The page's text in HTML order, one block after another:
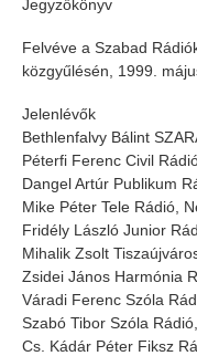
Jegyzőkönyv
Felvéve a Szabad
közgyűlésén, 1999.
Jelenlévők
Bethlenfalvy Bálint
Péterfi Ferenc Civil
Dangel Artúr Publikum
Mike Péter Tele Rádió,
Fridély László Junior
Mihalik Zsolt
Zsidei János Harmónia
Váradi Ferenc Szóla
Szabó Tibor Szóla
Cs. Kádár Péter Fiksz